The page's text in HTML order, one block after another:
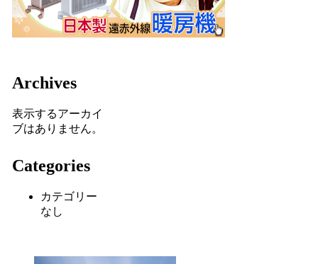
Archives
表示するアーカイ
ブはありません。
Categories
カテゴリー
なし